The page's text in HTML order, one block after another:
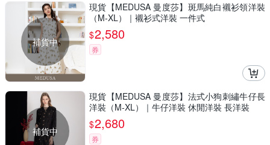
補貨中
現貨【MEDUSA 曼度莎】斑馬純白襯衫領洋裝
（M-XL）｜襯衫式洋裝 一件式
$2,580
券
補貨中
現貨【MEDUSA 曼度莎】法式小狗刺繡牛仔長
洋裝（M-XL）｜牛仔洋裝 休閒洋裝 長洋裝
$2,680
券